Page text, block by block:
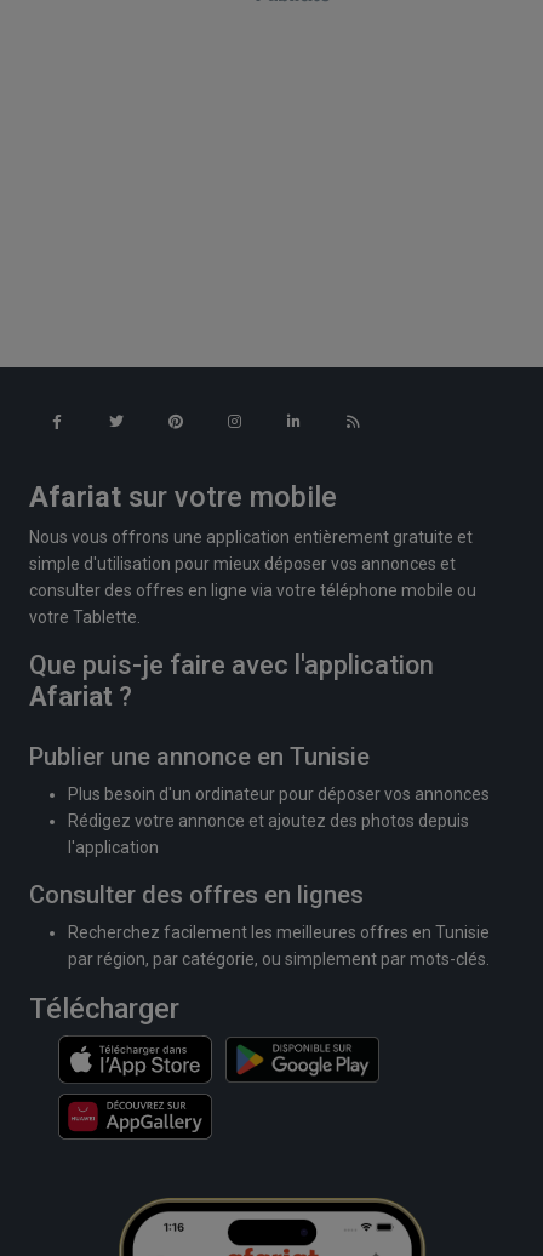
Afariat sur votre mobile
Nous vous offrons une application entièrement gratuite et
simple d'utilisation pour mieux déposer vos annonces et
consulter des offres en ligne via votre téléphone mobile ou
votre Tablette.
Que puis-je faire avec l'application
Afariat ?
Publier une annonce en Tunisie
Plus besoin d'un ordinateur pour déposer vos annonces
Rédigez votre annonce et ajoutez des photos depuis
l'application
Consulter des offres en lignes
Recherchez facilement les meilleures offres en Tunisie
par région, par catégorie, ou simplement par mots-clés.
Télécharger